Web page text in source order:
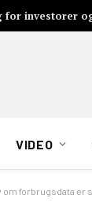
for investorer
VIDEO
forbrugsdata er